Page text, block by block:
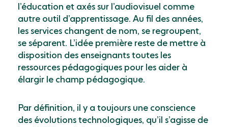
l’éducation et axés sur l’audiovisuel comme
autre outil d’apprentissage. Au fil des années,
les services changent de nom, se regroupent,
se séparent. L’idée première reste de mettre à
disposition des enseignants toutes les
ressources pédagogiques pour les aider à
élargir le champ pédagogique.
Par définition, il y a toujours une conscience
des évolutions technologiques, qu’il s’agisse de